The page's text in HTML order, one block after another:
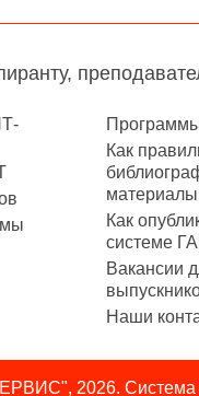
Как
Как
системе
Вакансии
Наши
2026. Система